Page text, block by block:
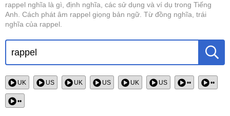
rappel nghĩa là gì, định nghĩa, các sử dụng và ví dụ trong Tiếng
Anh. Cách phát âm rappel giọng bản ngữ. Từ đồng nghĩa, trái
nghĩa của rappel.
UK US UK US UK US •• ••
••